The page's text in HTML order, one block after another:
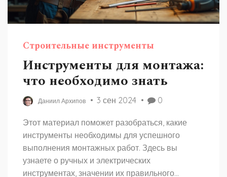
Строительные инструменты
Инструменты для монтажа:
что необходимо знать
Даниил Архипов 3 сен 2024 0
Этот материал поможет разобраться, какие
инструменты необходимы для успешного
выполнения монтажных работ. Здесь вы
узнаете о ручных и электрических
инструментах, значении их правильного